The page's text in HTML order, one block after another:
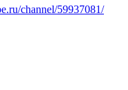
channel/59937081/